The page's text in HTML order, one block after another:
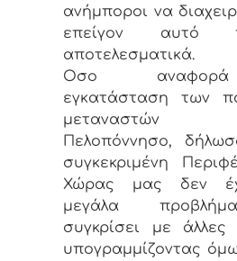
ανήμποροι να
επείγον αυτό
αποτελεσματικά.
Οσο
εγκατάσταση των
Πελοπόννησο,
συγκεκριμένη
Χώρας μας δεν
μεγάλα
συγκρίσει με άλλες
υπογραμμίζοντας